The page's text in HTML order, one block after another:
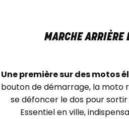
MARCHE ARRIÈRE
Une première sur des motos
bouton de démarrage, la moto
se défoncer le dos pour
Essentiel en ville,